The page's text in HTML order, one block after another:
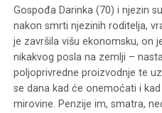
Gospođa Darinka (70) i njezin
nakon smrti njezinih roditelja,
je završila višu ekonomsku, on
nikakvog posla na zemlji –
poljoprivredne proizvodnje te
se dana kad će onemoćati i
mirovine. Penzije im, smatra,